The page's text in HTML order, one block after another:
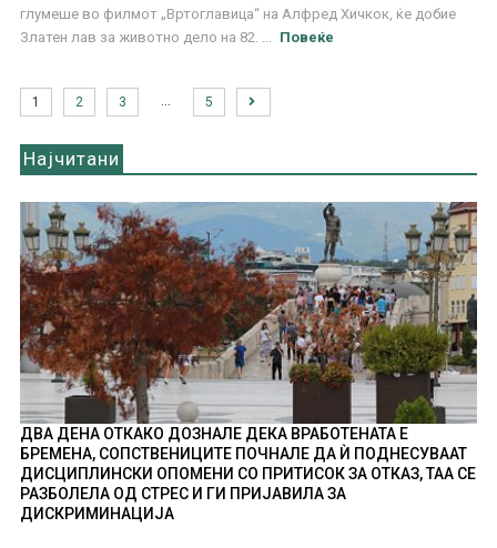
глумеше во филмот „Вртоглавица“ на Алфред Хичкок, ќе добие
Златен лав за животно дело на 82. ...
Повеќе
1 2 3 5
Најчитани
ДВА ДЕНА ОТКАКО ДОЗНАЛЕ ДЕКА ВРАБОТЕНАТА Е
БРЕМЕНА, СОПСТВЕНИЦИТЕ ПОЧНАЛЕ ДА Ѝ ПОДНЕСУВААТ
ДИСЦИПЛИНСКИ ОПОМЕНИ СО ПРИТИСОК ЗА ОТКАЗ, ТАА СЕ
РАЗБОЛЕЛА ОД СТРЕС И ГИ ПРИЈАВИЛА ЗА
ДИСКРИМИНАЦИЈА